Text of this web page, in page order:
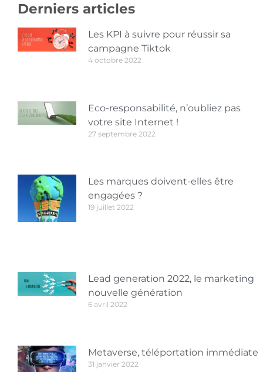
Derniers articles
Les KPI à suivre pour réussir sa
campagne Tiktok
4 octobre 2022
Eco-responsabilité, n’oubliez pas
votre site Internet !
27 septembre 2022
Les marques doivent-elles être
engagées ?
19 juillet 2022
Lead generation 2022, le marketing
nouvelle génération
6 avril 2022
Metaverse, téléportation immédiate
31 janvier 2022